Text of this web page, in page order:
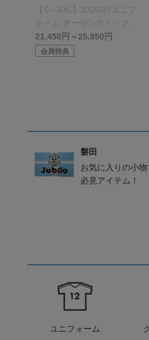
【S～4XL】2026/27ユニフ
ォーム オーセンティックモ
デル:GK
21,450円～25,950円
会員特典
磐田
お気に入りの小
必見アイテム！
ユニフォーム